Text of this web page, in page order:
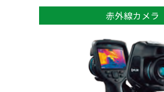
赤外線カメラ